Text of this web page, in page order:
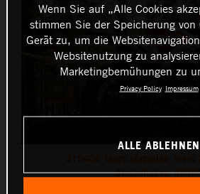
Wenn Sie auf „Alle Cookies
stimmen Sie der Speicherung von
Gerät zu, um die
Websitenutzung zu
Marketingbemühungen zu
Privacy Policy Impressum
ALLE ABLEHNEN